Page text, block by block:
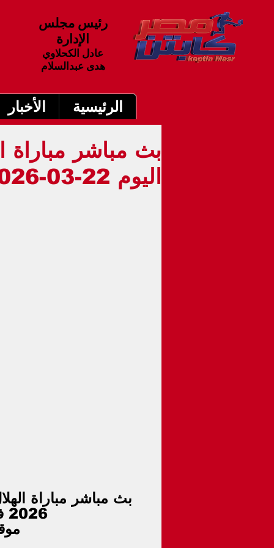
رئيس مجلس
الإدارة
عادل الكحلاوي
هدى عبدالسلام
الرئيسية الأخبار
بث مباشر مباراة
اليوم 22-03-2026 فى دوري أبطال إفريقيا 6م
2026 فى دوري أبطال إفريقيا 6م